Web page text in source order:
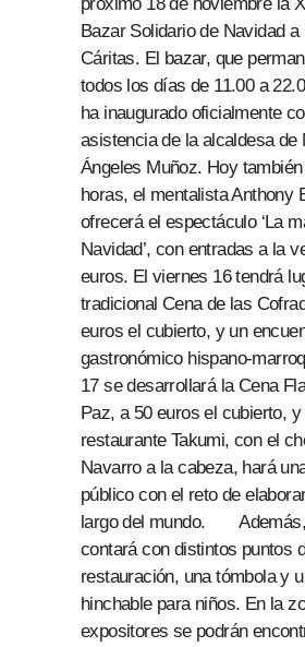
Bazar Solidario de Navidad a
Cáritas. El bazar, que
todos los días de 11.00 a
ha inaugurado oficialmente
asistencia de la alcaldesa de
Ángeles Muñoz. Hoy
horas, el mentalista Anthony
ofrecerá el espectáculo ‘La
Navidad’, con entradas a la
euros. El viernes 16 tendrá
tradicional Cena de las
euros el cubierto, y un
gastronómico hispano-
17 se desarrollará la Cena
Paz, a 50 euros el cubierto, y
restaurante Takumi, con el
Navarro a la cabeza, hará
público con el reto de
largo del mundo. Además,
contará con distintos puntos
restauración, una tómbola y
hinchable para niños. En la
expositores se podrán